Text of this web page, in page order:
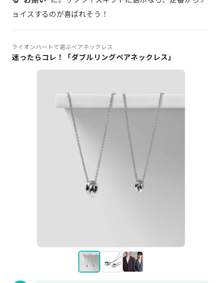
ョイスするのが喜ばれそう！
ライオンハートで選ぶペアネックレス
迷ったらコレ！「ダブルリングペアネックレス」